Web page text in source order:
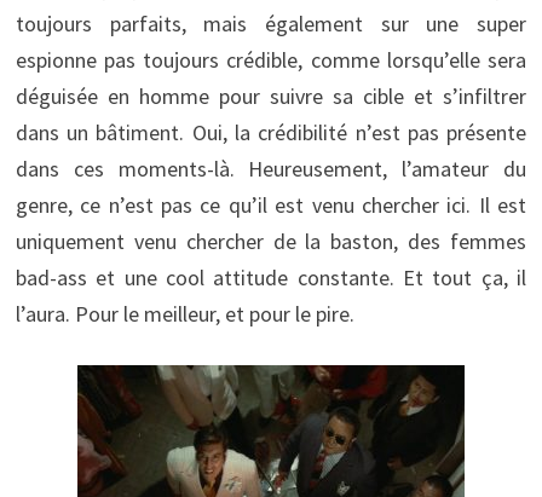
toujours parfaits, mais également sur une super
espionne pas toujours crédible, comme lorsqu’elle sera
déguisée en homme pour suivre sa cible et s’infiltrer
dans un bâtiment. Oui, la crédibilité n’est pas présente
dans ces moments-là. Heureusement, l’amateur du
genre, ce n’est pas ce qu’il est venu chercher ici. Il est
uniquement venu chercher de la baston, des femmes
bad-ass et une cool attitude constante. Et tout ça, il
l’aura. Pour le meilleur, et pour le pire.